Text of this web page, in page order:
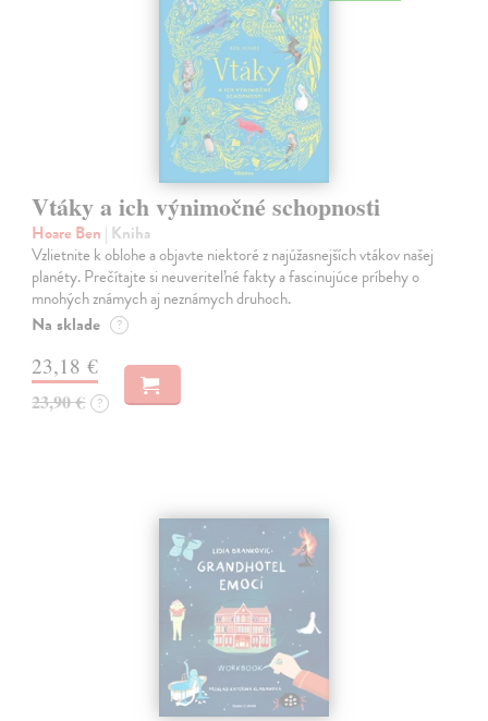
Vtáky a ich výnimočné schopnosti
Hoare Ben | Kniha
Vzlietnite k oblohe a objavte niektoré z najúžasnejších vtákov našej
planéty. Prečítajte si neuveriteľné fakty a fascinujúce príbehy o
mnohých známych aj neznámych druhoch.
Na sklade ?
23,18 €
23,90 € ?